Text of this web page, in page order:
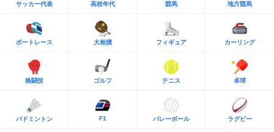
サッカー代表 高校年代 競馬 地方競馬
ボートレース 大相撲 フィギュア カーリング
格闘技 ゴルフ テニス 卓球
バドミントン F1 バレーボール ラグビー